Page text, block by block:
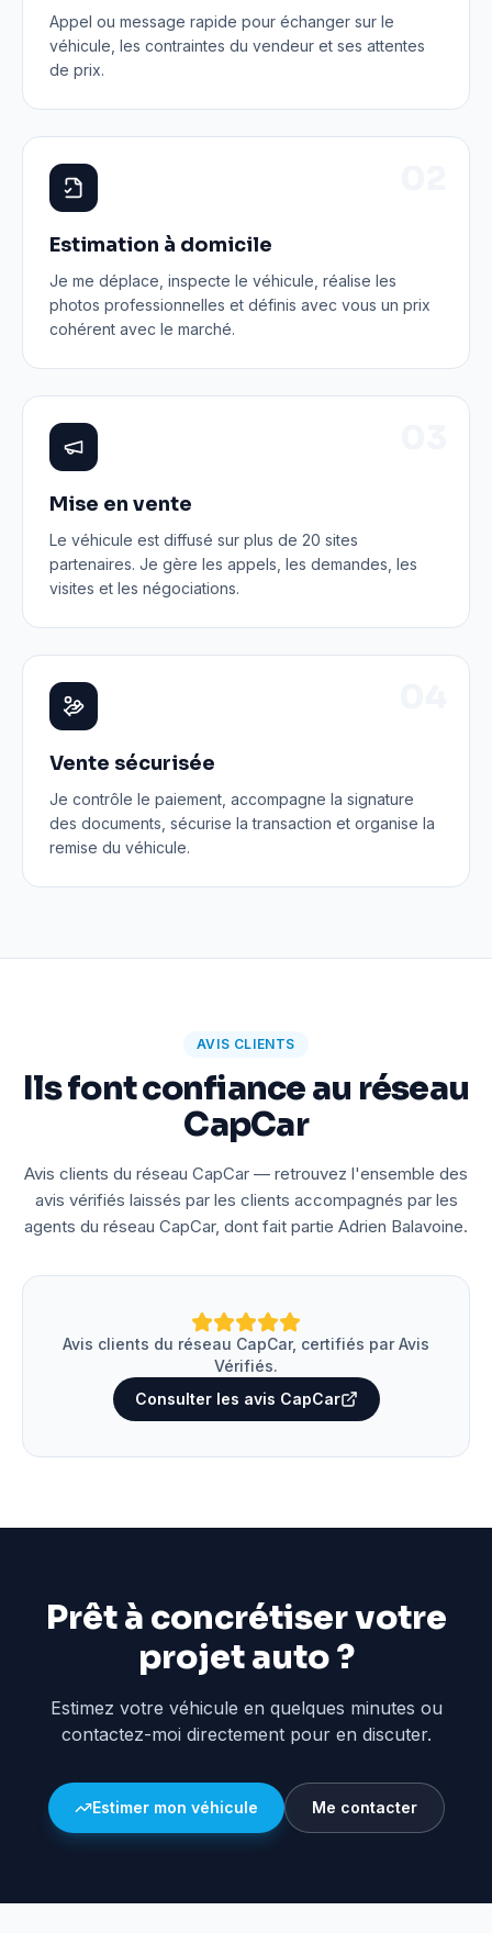
Appel ou message rapide pour échanger sur le
véhicule, les contraintes du vendeur et ses attentes
de prix.
Estimation à domicile
Je me déplace, inspecte le véhicule, réalise les
photos professionnelles et définis avec vous un prix
cohérent avec le marché.
Mise en vente
Le véhicule est diffusé sur plus de 20 sites
partenaires. Je gère les appels, les demandes, les
visites et les négociations.
Vente sécurisée
Je contrôle le paiement, accompagne la signature
des documents, sécurise la transaction et organise la
remise du véhicule.
AVIS CLIENTS
Ils font confiance au réseau
CapCar
Avis clients du réseau CapCar — retrouvez l'ensemble des
avis vérifiés laissés par les clients accompagnés par les
agents du réseau CapCar, dont fait partie Adrien Balavoine.
Avis clients du réseau CapCar, certifiés par Avis
Vérifiés.
Consulter les avis CapCar
Prêt à concrétiser votre
projet auto ?
Estimez votre véhicule en quelques minutes ou
contactez-moi directement pour en discuter.
Estimer mon véhicule Me contacter